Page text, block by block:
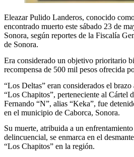
Eleazar Pulido Landeros, conocido
encontrado muerto este sábado 23 de
Sonora, según reportes de la Fiscalía
de Sonora.
Era considerado un objetivo prioritario
recompensa de 500 mil pesos ofrecida
“Los Deltas” eran considerados el
“Los Chapitos”, perteneciente al Cártel
Fernando “N”, alias “Keka”, fue
en el municipio de Caborca, Sonora.
Su muerte, atribuida a un
delincuencial, se enmarca en el
“Los Chapitos” en la región.